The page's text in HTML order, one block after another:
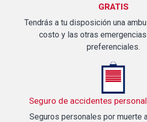
GRATIS
Tendrás a tu disposición una
costo y las otras
preferenciales.
Seguro de accidentes
Seguros personales por muerte